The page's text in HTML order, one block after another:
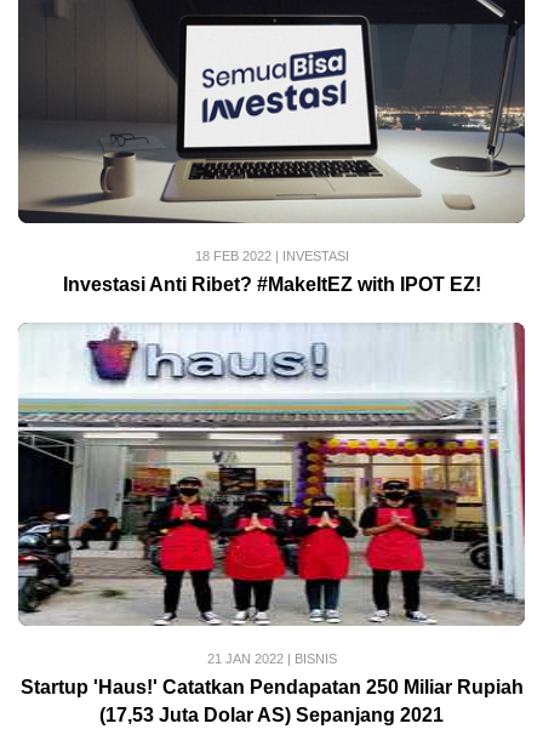
18 FEB 2022| INVESTASI
Investasi Anti Ribet? #MakeItEZ with IPOT EZ!
21 JAN 2022| BISNIS
Startup 'Haus!' Catatkan Pendapatan 250 Miliar Rupiah
(17,53 Juta Dolar AS) Sepanjang 2021